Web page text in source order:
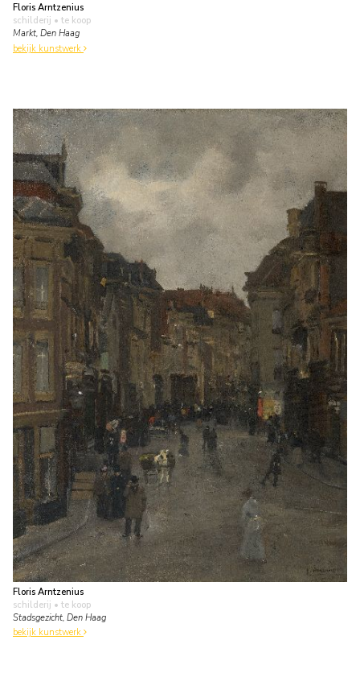
Floris Arntzenius
schilderij • te koop
Markt, Den Haag
bekijk kunstwerk
Floris Arntzenius
schilderij • te koop
Stadsgezicht, Den Haag
bekijk kunstwerk